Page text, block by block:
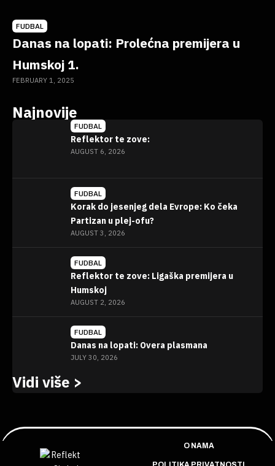
FUDBAL
Danas na lopati: Prolećna premijera u
Humskoj 1.
FEBRUARY 1, 2025
Najnovije
FUDBAL
Reflektor te zove:
AUGUST 6, 2026
FUDBAL
Korak do jesenjeg dela Evrope: Ko čeka
Partizan u plej-ofu?
AUGUST 3, 2026
FUDBAL
Reflektor te zove: Ligaška premijera u
Humskoj
AUGUST 2, 2026
FUDBAL
Danas na lopati: Overa plasmana
JULY 30, 2026
Vidi više >
O NAMA